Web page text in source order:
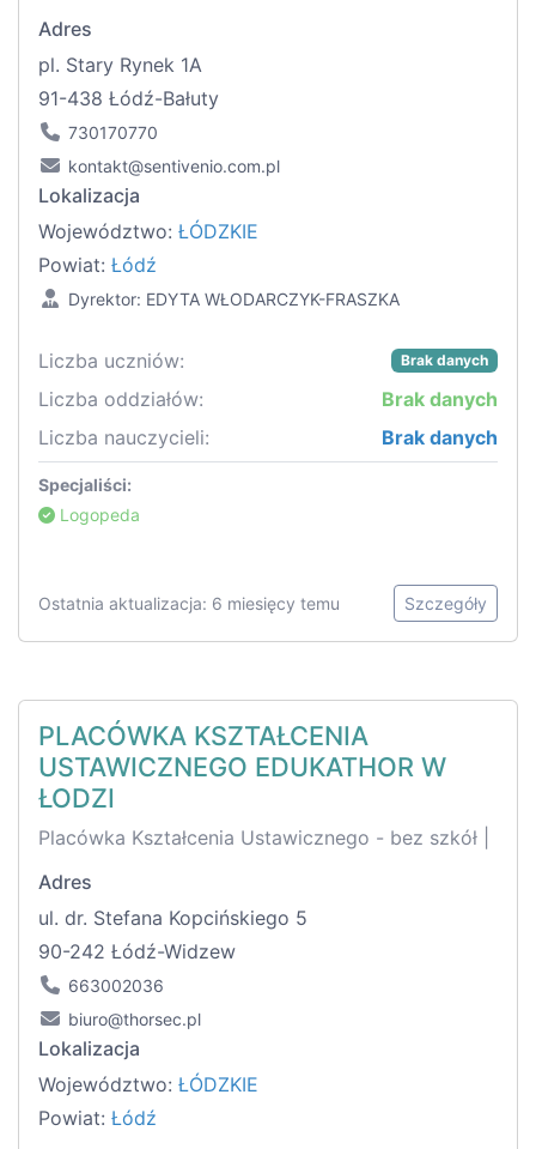
Adres
pl. Stary Rynek 1A
91-438 Łódź-Bałuty
730170770
kontakt@sentivenio.com.pl
Lokalizacja
Województwo: ŁÓDZKIE
Powiat: Łódź
Dyrektor: EDYTA WŁODARCZYK-FRASZKA
Liczba uczniów: Brak danych
Liczba oddziałów:
Brak danych
Liczba nauczycieli:
Brak danych
Specjaliści:
Logopeda
Ostatnia aktualizacja: 6 miesięcy temu Szczegóły
PLACÓWKA KSZTAŁCENIA
USTAWICZNEGO EDUKATHOR W
ŁODZI
Placówka Kształcenia Ustawicznego - bez szkół |
Adres
ul. dr. Stefana Kopcińskiego 5
90-242 Łódź-Widzew
663002036
biuro@thorsec.pl
Lokalizacja
Województwo: ŁÓDZKIE
Powiat: Łódź